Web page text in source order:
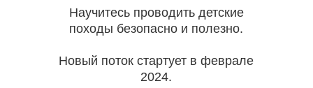
Научитесь проводить детские
походы безопасно и полезно.
Новый поток стартует в феврале
2024.